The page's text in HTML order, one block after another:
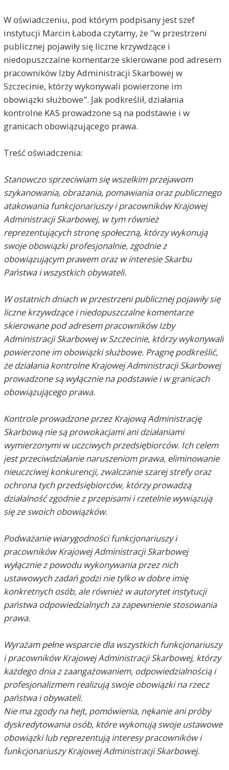
W oświadczeniu, pod którym podpisany jest szef
instytucji Marcin Łaboda czytamy, że "w przestrzeni
publicznej pojawiły się liczne krzywdzące i
niedopuszczalne komentarze skierowane pod adresem
pracowników Izby Administracji Skarbowej w
Szczecinie, którzy wykonywali powierzone im
obowiązki służbowe". Jak podkreślił, działania
kontrolne KAS prowadzone są na podstawie i w
granicach obowiązującego prawa.
Treść oświadczenia:
Stanowczo sprzeciwiam się wszelkim przejawom
szykanowania, obrażania, pomawiania oraz publicznego
atakowania funkcjonariuszy i pracowników Krajowej
Administracji Skarbowej, w tym również
reprezentujących stronę społeczną, którzy wykonują
swoje obowiązki profesjonalnie, zgodnie z
obowiązującym prawem oraz w interesie Skarbu
Państwa i wszystkich obywateli.
W ostatnich dniach w przestrzeni publicznej pojawiły się
liczne krzywdzące i niedopuszczalne komentarze
skierowane pod adresem pracowników Izby
Administracji Skarbowej w Szczecinie, którzy wykonywali
powierzone im obowiązki służbowe. Pragnę podkreślić,
że działania kontrolne Krajowej Administracji Skarbowej
prowadzone są wyłącznie na podstawie i w granicach
obowiązującego prawa.
Kontrole prowadzone przez Krajową Administrację
Skarbową nie są prowokacjami ani działaniami
wymierzonymi w uczciwych przedsiębiorców. Ich celem
jest przeciwdziałanie naruszeniom prawa, eliminowanie
nieuczciwej konkurencji, zwalczanie szarej strefy oraz
ochrona tych przedsiębiorców, którzy prowadzą
działalność zgodnie z przepisami i rzetelnie wywiązują
się ze swoich obowiązków.
Podważanie wiarygodności funkcjonariuszy i
pracowników Krajowej Administracji Skarbowej
wyłącznie z powodu wykonywania przez nich
ustawowych zadań godzi nie tylko w dobre imię
konkretnych osób, ale również w autorytet instytucji
państwa odpowiedzialnych za zapewnienie stosowania
prawa.
Wyrażam pełne wsparcie dla wszystkich funkcjonariuszy
i pracowników Krajowej Administracji Skarbowej, którzy
każdego dnia z zaangażowaniem, odpowiedzialnością i
profesjonalizmem realizują swoje obowiązki na rzecz
państwa i obywateli.
Nie ma zgody na hejt, pomówienia, nękanie ani próby
dyskredytowania osób, które wykonują swoje ustawowe
obowiązki lub reprezentują interesy pracowników i
funkcjonariuszy Krajowej Administracji Skarbowej.
Sedina2013 2026-07-05, godz. 14:14
Proponuję, aby inspektorzy KAS udali się (bez
prowokacji) na poradę do prywatnego gabinetu
lekarskiego, do kancelarii adwokackiej lub do
"doradcy finansowego". Tam uciekają miliony
Lekarze, adwokaci, prawnicy są bezkarni!
2026-07-05, godz. 14:51
No okej, święte oburzenie wyrażone. To może
teraz jakaś ocena tej konkretnej sytuacji?
Choćby taka etyczno-moralna. Bo urzędnikiem się
bywa, ale nawet urzędnik człowiekiem powinien
być...
miracleoflife 2026-07-05, godz. 16:28
Szanowny Panie Szefie KAS, skoro już upatrzyliście